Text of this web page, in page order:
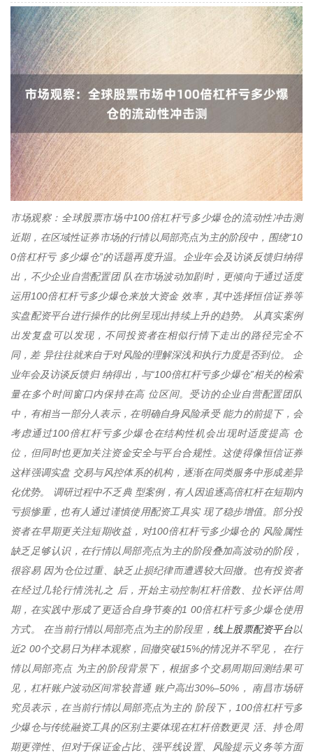
市场观察：全球股票市场中100倍杠杆亏多少爆仓的流动性冲击测
近期，在区域性证券市场的行情以局部亮点为主的阶段中，围绕“10
0倍杠杆亏 多少爆仓”的话题再度升温。企业年会及访谈反馈归纳得
出，不少企业自营配置团 队在市场波动加剧时，更倾向于通过适度
运用100倍杠杆亏多少爆仓来放大资金 效率，其中选择恒信证券等
实盘配资平台进行操作的比例呈现出持续上升的趋势。 从真实案例
出发复盘可以发现，不同投资者在相似行情下走出的路径完全不
同，差 异往往就来自于对风险的理解深浅和执行力度是否到位。 企
业年会及访谈反馈归 纳得出，与“100倍杠杆亏多少爆仓”相关的检索
量在多个时间窗口内保持在高 位区间。受访的企业自营配置团队
中，有相当一部分人表示，在明确自身风险承受 能力的前提下，会
考虑通过100倍杠杆亏多少爆仓在结构性机会出现时适度提高 仓
位，但同时也更加关注资金安全与平台合规性。这使得像恒信证券
这样强调实盘 交易与风控体系的机构，逐渐在同类服务中形成差异
化优势。 调研过程中不乏典 型案例，有人因追逐高倍杠杆在短期内
亏损惨重，也有人通过谨慎使用配资工具实 现了稳步增值。部分投
资者在早期更关注短期收益，对100倍杠杆亏多少爆仓的 风险属性
缺乏足够认识，在行情以局部亮点为主的阶段叠加高波动的阶段，
很容易 因为仓位过重、缺乏止损纪律而遭遇较大回撤。也有投资者
在经过几轮行情洗礼之 后，开始主动控制杠杆倍数、拉长评估周
期，在实践中形成了更适合自身节奏的1 00倍杠杆亏多少爆仓使用
方式。 在当前行情以局部亮点为主的阶段里， 线上股票配资平台以
近2 00个交易日为样本观察，回撤突破15%的情况并不罕见， 在行
情以局部亮点 为主的阶段背景下，根据多个交易周期回测结果可
见，杠杆账户波动区间常较普通 账户高出30%–50%， 南昌市场研
究员表示，在当前行情以局部亮点为主的 阶段下，100倍杠杆亏多
少爆仓与传统融资工具的区别主要体现在杠杆倍数更灵 活、持仓周
期更弹性、但对于保证金占比、强平线设置、风险提示义务等方面